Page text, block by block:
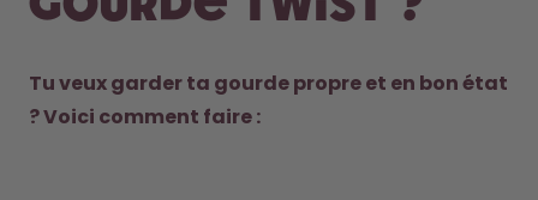
Tu veux garder ta gourde propre et en bon état
? Voici comment faire :